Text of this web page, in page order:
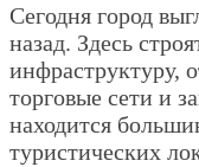
Сегодня город
назад. Здесь
инфраструктуру,
торговые сети и
находится
туристических